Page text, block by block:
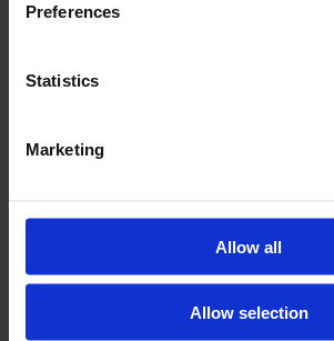
Preferences
Statistics
Marketing
Allow all
Allow selection
Bakst & Brygghuset AS ble
og har i dag 17 ansatte.